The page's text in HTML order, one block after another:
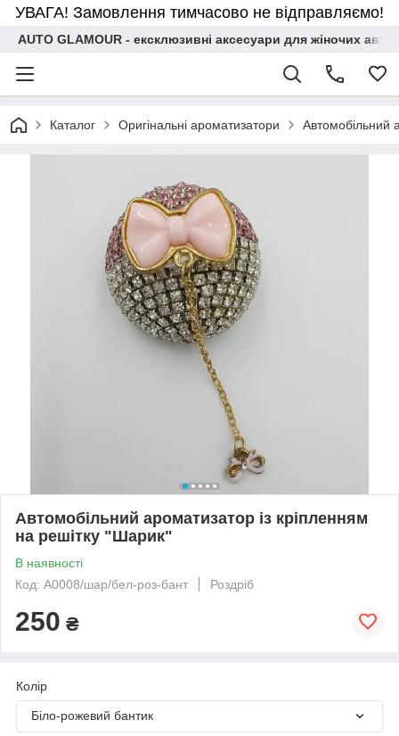
УВАГА! Замовлення тимчасово не відправляємо!
AUTO GLAMOUR - ексклюзивні аксесуари для жіночих
Каталог Оригінальні ароматизатори Автомобільний
Автомобільний ароматизатор із кріпленням
на решітку "Шарик"
В наявності
Код: А0008/шар/бел-роз-бант
Роздріб
250 ₴
Колір
Біло-рожевий бантик